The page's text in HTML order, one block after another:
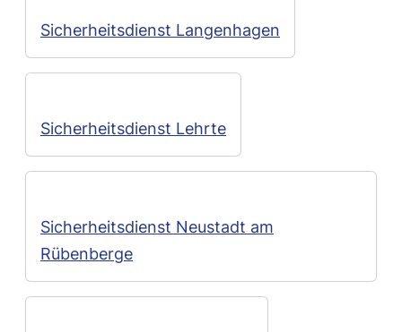
Sicherheitsdienst Langenhagen
Sicherheitsdienst Lehrte
Sicherheitsdienst Neustadt am
Rübenberge